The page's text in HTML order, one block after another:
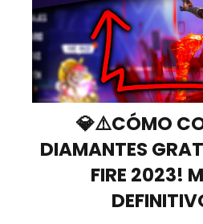
💎⚠️CÓMO
DIAMANTES
FIRE 2023!